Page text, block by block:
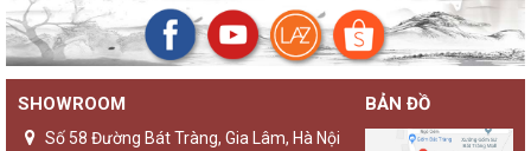
SHOWROOM
Số 58 Đường Bát Tràng, Gia Lâm, Hà Nội
BẢN ĐỒ